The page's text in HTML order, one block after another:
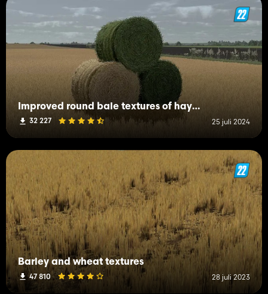
Improved round bale textures of hay, straw and grass
32 227 25 juli 2024
Barley and wheat textures
47 810 28 juli 2023